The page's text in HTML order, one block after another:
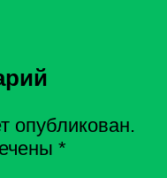
опубликован.
*